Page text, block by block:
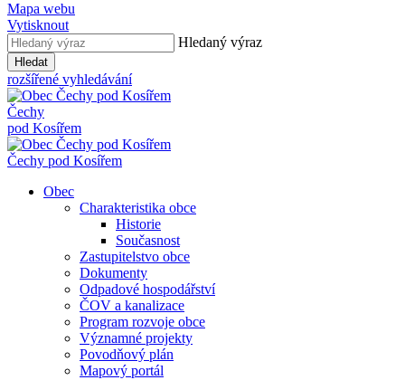
Mapa webu
Vytisknout
Hledaný výraz
Hledat
rozšířené vyhledávání
Čechy
pod Kosířem
Čechy pod Kosířem
Obec
Charakteristika obce
Historie
Současnost
Zastupitelstvo obce
Dokumenty
Odpadové hospodářství
ČOV a kanalizace
Program rozvoje obce
Významné projekty
Povodňový plán
Mapový portál